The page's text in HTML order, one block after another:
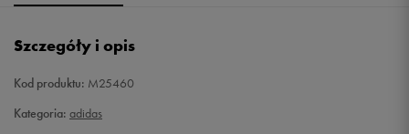
43 1/3 27,5 cm
Szczegóły i opis
Kod produktu: M25460
Kategoria: adidas